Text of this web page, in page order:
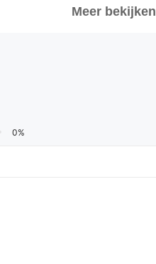
Meer bekijken
0%